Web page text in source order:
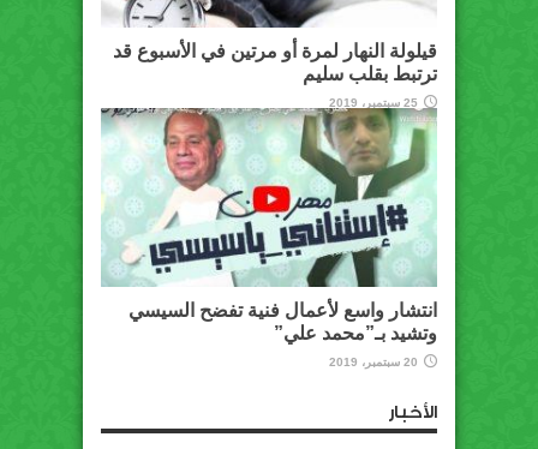
قيلولة النهار لمرة أو مرتين في الأسبوع قد
ترتبط بقلب سليم
25 سبتمبر، 2019
انتشار واسع لأعمال فنية تفضح السيسي
وتشيد بـ”محمد علي”
20 سبتمبر، 2019
الأخبار